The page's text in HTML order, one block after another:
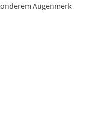
Augenmerk